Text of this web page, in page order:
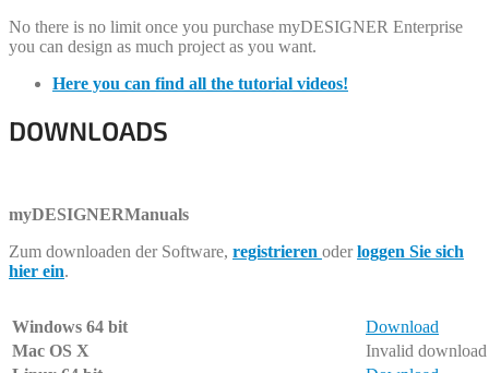
No there is no limit once you purchase myDESIGNER Enterprise
you can design as much project as you want.
Here you can find all the tutorial videos!
DOWNLOADS
myDESIGNERManuals
Zum downloaden der Software, registrieren oderloggen Sie sich
hier ein.
Windows 64 bit
Download
Mac OS X
Invalid